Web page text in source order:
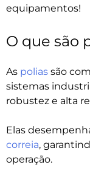
equipamentos!
O que são
As polias são
sistemas
robustez e alta
Elas
correia,
operação.